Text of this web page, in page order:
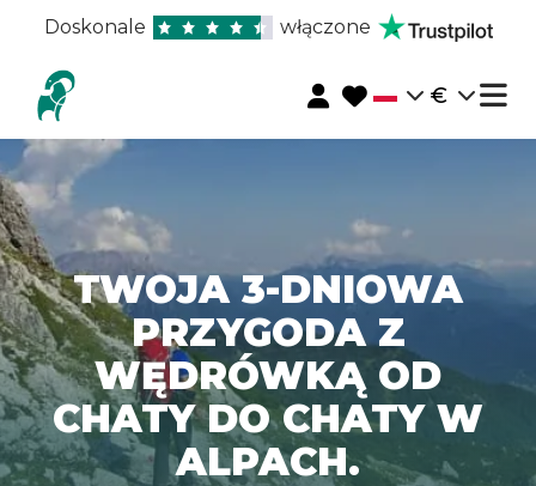
Doskonale włączone
€
TWOJA 3-DNIOWA
PRZYGODA Z
WĘDRÓWKĄ OD
CHATY DO CHATY W
ALPACH.